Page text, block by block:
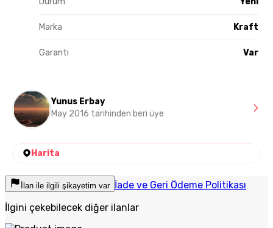
Marka Kraft
Garanti Var
Yunus Erbay
May 2016 tarihinden beri üye
Harita
İlan ile ilgili şikayetim var İade ve Geri Ödeme Politikası
İlgini çekebilecek diğer ilanlar